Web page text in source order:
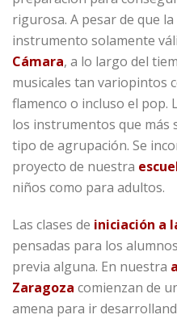
rigurosa. A pesar de que
instrumento solamente
Cámara, a lo largo del
musicales tan variopintos
flamenco o incluso el pop.
los instrumentos que más
tipo de agrupación. Se
proyecto de nuestra
niños como para adultos.
Las clases de iniciación a
pensadas para los
previa alguna. En nuestra
Zaragoza comienzan de
amena para ir